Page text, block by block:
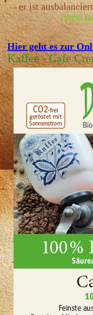
er ist
100%
Hier geht es zur
Kaffee - Cafe